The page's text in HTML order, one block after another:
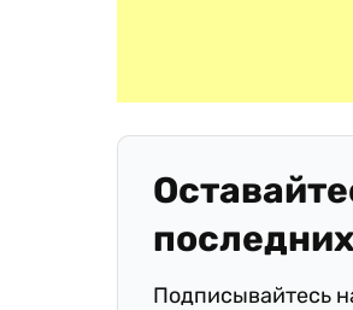
Подписывайтесь